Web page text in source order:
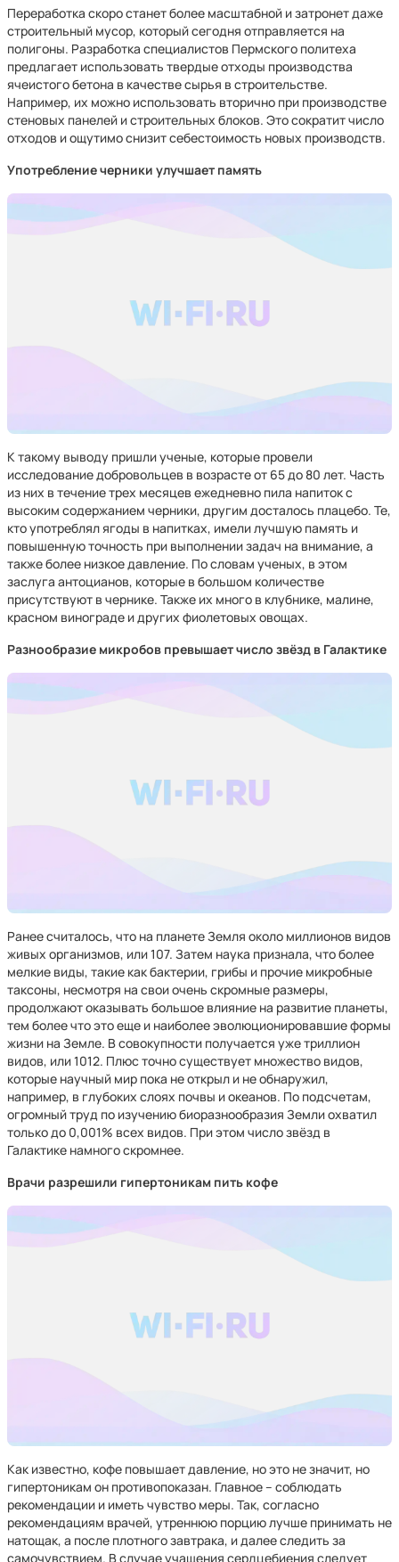
Переработка скоро станет более масштабной и затронет даже
строительный мусор, который сегодня отправляется на
полигоны. Разработка специалистов Пермского политеха
предлагает использовать твердые отходы производства
ячеистого бетона в качестве сырья в строительстве.
Например, их можно использовать вторично при производстве
стеновых панелей и строительных блоков. Это сократит число
отходов и ощутимо снизит себестоимость новых производств.
Употребление черники улучшает память
К такому выводу пришли ученые, которые провели
исследование добровольцев в возрасте от 65 до 80 лет. Часть
из них в течение трех месяцев ежедневно пила напиток с
высоким содержанием черники, другим досталось плацебо. Те,
кто употреблял ягоды в напитках, имели лучшую память и
повышенную точность при выполнении задач на внимание, а
также более низкое давление. По словам ученых, в этом
заслуга антоцианов, которые в большом количестве
присутствуют в чернике. Также их много в клубнике, малине,
красном винограде и других фиолетовых овощах.
Разнообразие микробов превышает число звёзд в Галактике
Ранее считалось, что на планете Земля около миллионов видов
живых организмов, или 107. Затем наука признала, что более
мелкие виды, такие как бактерии, грибы и прочие микробные
таксоны, несмотря на свои очень скромные размеры,
продолжают оказывать большое влияние на развитие планеты,
тем более что это еще и наиболее эволюционировавшие формы
жизни на Земле. В совокупности получается уже триллион
видов, или 1012. Плюс точно существует множество видов,
которые научный мир пока не открыл и не обнаружил,
например, в глубоких слоях почвы и океанов. По подсчетам,
огромный труд по изучению биоразнообразия Земли охватил
только до 0,001% всех видов. При этом число звёзд в
Галактике намного скромнее.
Врачи разрешили гипертоникам пить кофе
Как известно, кофе повышает давление, но это не значит, но
гипертоникам он противопоказан. Главное – соблюдать
рекомендации и иметь чувство меры. Так, согласно
рекомендациям врачей, утреннюю порцию лучше принимать не
натощак, а после плотного завтрака, и далее следить за
самочувствием. В случае учащения сердцебиения следует